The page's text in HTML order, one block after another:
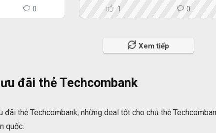
0 1 0
Xem tiếp
đãi thẻ Techcombank
đãi thẻ Techcombank, những deal tốt cho chủ thẻ
quốc.